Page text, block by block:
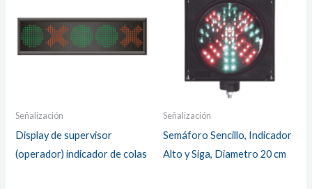
Señalización
Display de supervisor
(operador) indicador de colas
Señalización
Semáforo Sencillo, Indicador
Alto y Siga, Diametro 20 cm